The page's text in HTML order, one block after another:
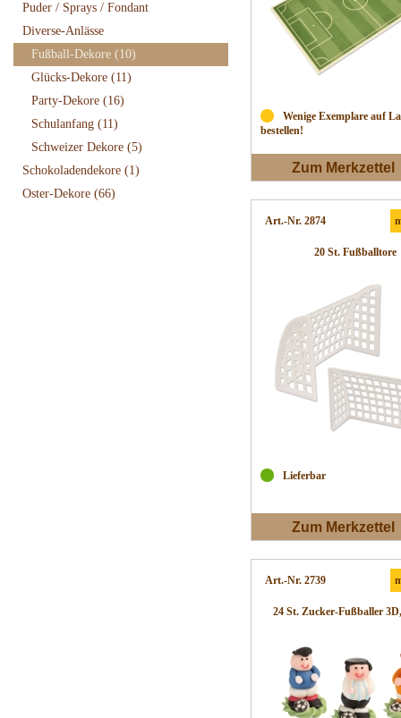
Puder / Sprays / Fondant
Diverse-Anlässe
Fußball-Dekore (10)
Glücks-Dekore (11)
Party-Dekore (16)
Schulanfang (11)
Schweizer Dekore (5)
Schokoladendekore (1)
Oster-Dekore (66)
Wenige Exemplare auf
bestellen!
Zum Merkzettel
Art.-Nr. 2874
20 St. Fußballtore
Lieferbar
Zum Merkzettel
Art.-Nr. 2739
24 St. Zucker-Fußballer